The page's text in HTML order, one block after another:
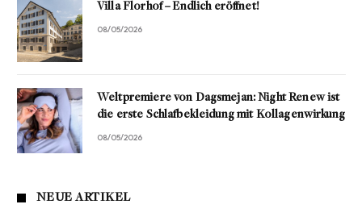
Villa Florhof – Endlich eröffnet!
08/05/2026
Weltpremiere von Dagsmejan: Night Renew ist
die erste Schlafbekleidung mit Kollagenwirkung
08/05/2026
NEUE ARTIKEL